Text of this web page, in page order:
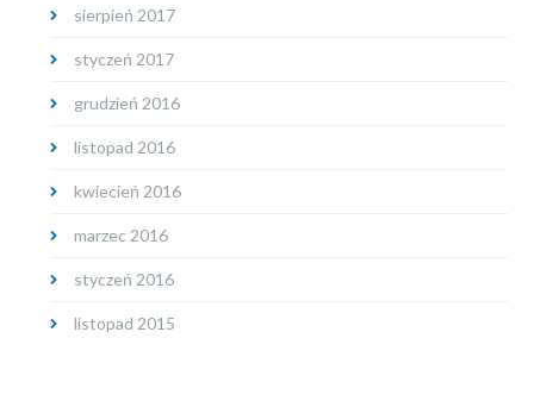
sierpień 2017
styczeń 2017
grudzień 2016
listopad 2016
kwiecień 2016
marzec 2016
styczeń 2016
listopad 2015